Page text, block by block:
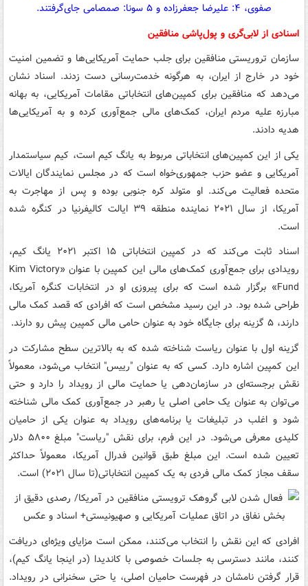
صفوی، ۴: علیرضا جعفرزاده و ۵ سونا: صمصامی جای‌گرفتند.
اسنادی از لابی‌گری و پول‌پاشی منافقین
سازمان تروریستی منافقین برای جلب حمایت آمریکایی‌ها و تضمین امنیت
خود در خارج از ایران، به هرگونه خدمت‌رسانی دست زدند. اسناد نشان
می‌دهد که منافقین برای کمپین‌های انتخاباتی مقامات آمریکایی، به بهانه
مبارزه علیه مردم ایران، کمک‌های مالی جمع‌آوری کرده و به آمریکایی‌ها
هدیه دادند.
یکی از این کمپین‌های انتخاباتی مربوط به یانگ کیم است، کیم سیاستمدار
آمریکایی و عضو حزب جمهوری‌خواه است که در مجلس نمایندگان ایالات
متحده فعالیت می‌کند. او متولد کره جنوبی بوده و پس از مهاجرت به
آمریکا، از سال ۲۰۲۱ نماینده منطقه ۳۹ ایالت کالیفرنیا در کنگره شده
است.
اسناد ثابت می‌کند که در کمپین انتخاباتی ۱۵ اکتبر ۲۰۲۱ یانگ کیم،
رویدادی برای جمع‌آوری کمک‌های مالی این کمپین با عنوان «Kim Victory
Fund» برگزار شده است که برای پیروزی او در انتخابات کنگره آمریکا،
طراحی شده بود. در این رسید مشخص است که افرادی که قصد کمک مالی
دارند، ۵ گزینه برای جایگاه‌ خود به عنوان حامی مالی کمپین پیش رو دارند.
گزینه اول با عنوان ریاست شناخته شده که به بالاترین سطح مشارکت در
این کمپین اشاره دارد. کسی که به عنوان "رییس" انتخاب می‌شود، معمولاً
نقش برجسته‌ای در سازمان‌دهی یا حمایت مالی از رویداد را دارد و حتی
می‌توان به عنوان یک حامی اصلی یا رهبر در جمع‌آوری کمک مالی شناخته
شود و اغلب در تبلیغات یا برنامه‌های رویداد به عنوان یکی از حامیان
کلیدی معرفی می‌شود. در این فرم، برای نقش "ریاست" مبلغ ۵۸۰۰ دلار
تعیین شده است. این مبلغ طبق قوانین فدرال آمریکا، معمولاً حداکثر
سقف مجاز کمک مالی فردی به یک کمپین انتخاباتی(تا سال ۲۰۲۱) است.
افرادی که این نقش را انتخاب می‌کنند، ممکن است مزایای ویژه‌ای دریافت
کنند، مانند دسترسی به جلسات خصوصی با کاندیدا (در اینجا یانگ کیم)،
قرار گرفتن نامشان در فهرست حامیان اصلی، یا حتی سخنرانی در رویداد.